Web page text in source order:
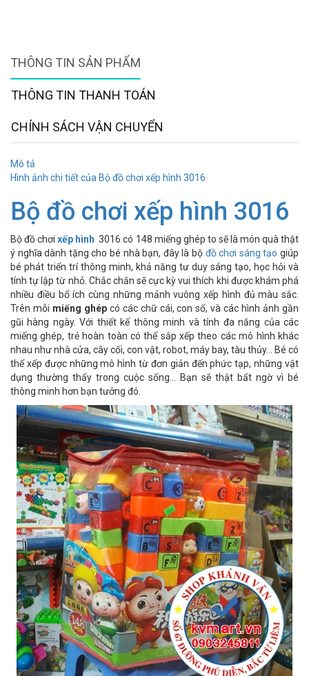
THÔNG TIN SẢN PHẨM
THÔNG TIN THANH TOÁN
CHÍNH SÁCH VẬN CHUYỂN
Mô tả
Hình ảnh chi tiết của Bộ đồ chơi xếp hình 3016
Bộ đồ chơi xếp hình 3016
Bộ đồ chơixếp hình 3016 có 148 miếng ghép to sẽ là món quà thật
ý nghĩa dành tặng cho bé nhà bạn, đây là bộ đồ chơi sáng tạogiúp
bé phát triển trí thông minh, khả năng tư duy sáng tạo, học hỏi và
tính tự lập từ nhỏ. Chắc chắn sẽ cực kỳ vui thích khi được khám phá
nhiều điều bổ ích cùng những mảnh vuông xếp hình đủ màu sắc.
Trên mỗi miếng ghépcó các chữ cái, con số, và các hình ảnh gần
gũi hàng ngày. Với thiết kế thông minh và tính đa năng của các
miếng ghép, trẻ hoàn toàn có thể sắp xếp theo các mô hình khác
nhau như nhà cửa, cây cối, con vật, robot, máy bay, tàu thủy... Bé có
thể xếp được những mô hình từ đơn giản đến phức tạp, những vật
dụng thường thấy trong cuộc sống... Bạn sẽ thật bất ngờ vì bé
thông minh hơn bạn tưởng đó.